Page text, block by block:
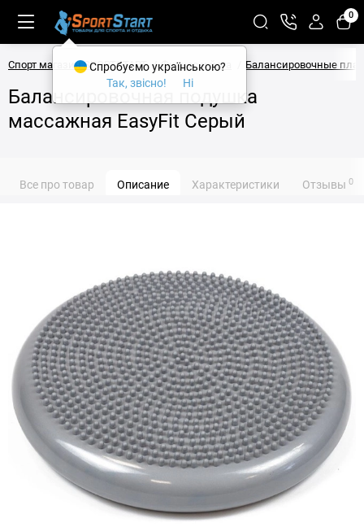
0
Спорт магазин SPORTSTART Фитнес и йога Балансировочные
Балансировочная подушка
массажная EasyFit Серый
Все про товар Описание Характеристики Отзывы 0
Спробуємо українською?
Так, звісно!
Ні